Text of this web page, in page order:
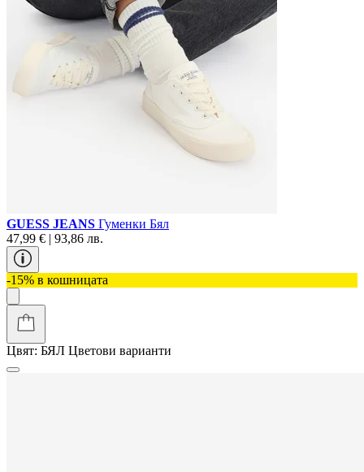
GUESS JEANS Гуменки Бял
47,99 € | 93,86 лв.
-15% в кошницата
Цвят: БЯЛ Цветови варианти